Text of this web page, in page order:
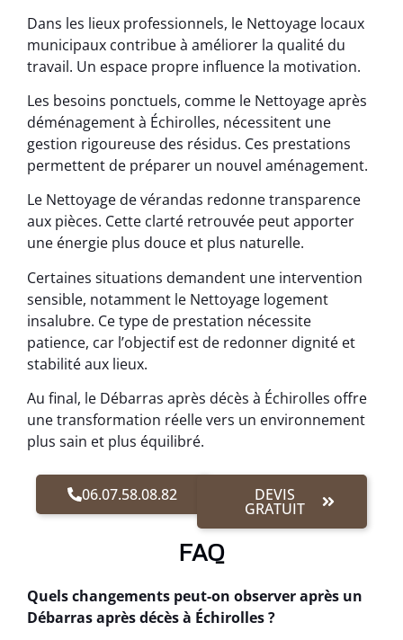
Dans les lieux professionnels, le Nettoyage locaux
municipaux contribue à améliorer la qualité du
travail. Un espace propre influence la motivation.
Les besoins ponctuels, comme le Nettoyage après
déménagement à Échirolles, nécessitent une
gestion rigoureuse des résidus. Ces prestations
permettent de préparer un nouvel aménagement.
Le Nettoyage de vérandas redonne transparence
aux pièces. Cette clarté retrouvée peut apporter
une énergie plus douce et plus naturelle.
Certaines situations demandent une intervention
sensible, notamment le Nettoyage logement
insalubre. Ce type de prestation nécessite
patience, car l’objectif est de redonner dignité et
stabilité aux lieux.
Au final, le Débarras après décès à Échirolles offre
une transformation réelle vers un environnement
plus sain et plus équilibré.
06.07.58.08.82 DEVIS
GRATUIT
FAQ
Quels changements peut-on observer après un
Débarras après décès à Échirolles ?